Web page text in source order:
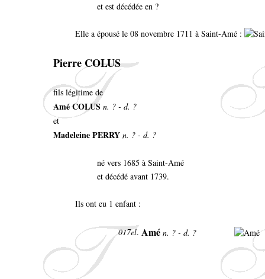
et est décédée en ?
Elle a épousé le 08 novembre 1711 à Saint-Amé :
Pierre COLUS
fils légitime de
Amé COLUS n. ? - d. ?
et
Madeleine PERRY n. ? - d. ?
né vers 1685 à Saint-Amé
et décédé avant 1739.
Ils ont eu 1 enfant :
017el. Amé n. ? - d. ?